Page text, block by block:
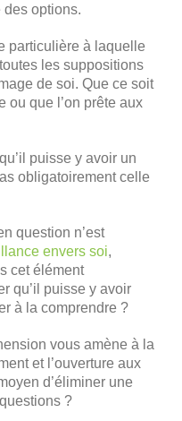
options.
particulière à laquelle
les suppositions
de soi. Que ce soit
ou que l’on prête aux
puisse y avoir un
obligatoirement celle
question n’est
envers soi,
cet élément
qu’il puisse y avoir
à la comprendre ?
vous amène à la
et l’ouverture aux
d’éliminer une
?